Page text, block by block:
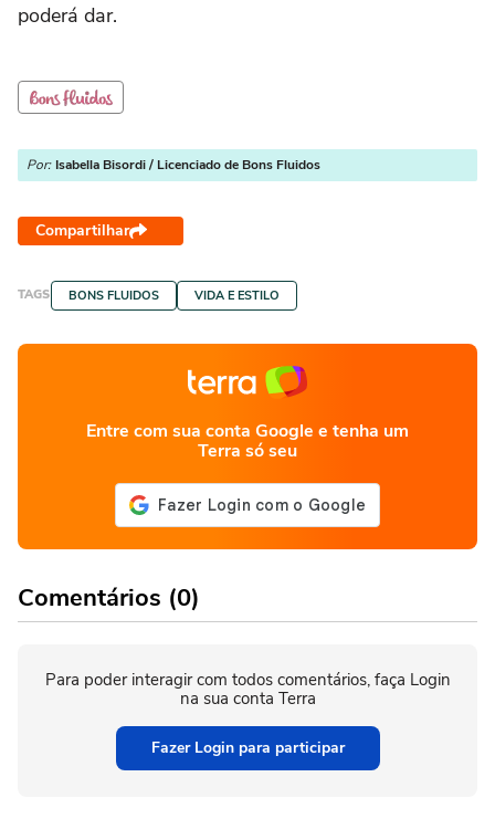
poderá dar.
Por: Isabella Bisordi / Licenciado de Bons Fluidos
Compartilhar
TAGS BONS FLUIDOS VIDA E ESTILO
Entre com sua conta Google e tenha um
Terra só seu
Comentários (0)
Para poder interagir com todos comentários, faça Login
na sua conta Terra
Fazer Login para participar